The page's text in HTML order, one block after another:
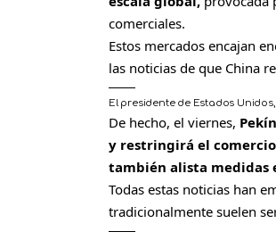
comerciales.
Estos mercados encajan
las noticias de que China
El presidente de Estados
De hecho, el viernes,
y restringirá el
también alista medidas
Todas estas noticias han
tradicionalmente suelen